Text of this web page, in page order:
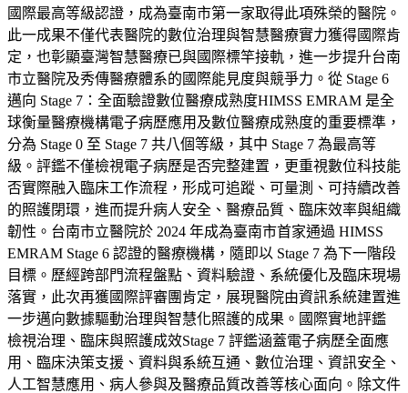
國際最高等級認證，成為臺南市第一家取得此項殊榮的醫院。
此一成果不僅代表醫院的數位治理與智慧醫療實力獲得國際肯
定，也彰顯臺灣智慧醫療已與國際標竿接軌，進一步提升台南
市立醫院及秀傳醫療體系的國際能見度與競爭力。從 Stage 6
邁向 Stage 7：全面驗證數位醫療成熟度HIMSS EMRAM 是全
球衡量醫療機構電子病歷應用及數位醫療成熟度的重要標準，
分為 Stage 0 至 Stage 7 共八個等級，其中 Stage 7 為最高等
級。評鑑不僅檢視電子病歷是否完整建置，更重視數位科技能
否實際融入臨床工作流程，形成可追蹤、可量測、可持續改善
的照護閉環，進而提升病人安全、醫療品質、臨床效率與組織
韌性。台南市立醫院於 2024 年成為臺南市首家通過 HIMSS
EMRAM Stage 6 認證的醫療機構，隨即以 Stage 7 為下一階段
目標。歷經跨部門流程盤點、資料驗證、系統優化及臨床現場
落實，此次再獲國際評審團肯定，展現醫院由資訊系統建置進
一步邁向數據驅動治理與智慧化照護的成果。國際實地評鑑
檢視治理、臨床與照護成效Stage 7 評鑑涵蓋電子病歷全面應
用、臨床決策支援、資料與系統互通、數位治理、資訊安全、
人工智慧應用、病人參與及醫療品質改善等核心面向。除文件